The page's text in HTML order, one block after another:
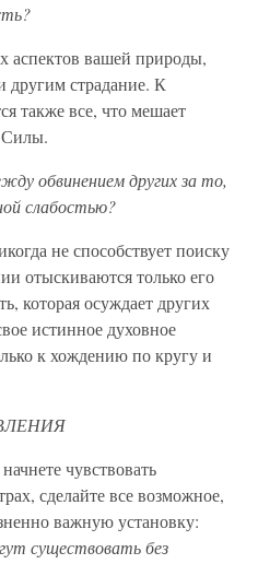
аспектов вашей природы,
другим страдание. К
также все, что мешает
Силы.
обвинением других за то,
слабостью?
не способствует поиску
отыскиваются только его
которая осуждает других
истинное духовное
к хождению по кругу и
чувствовать
сделайте все возможное,
важную установку:
существовать без